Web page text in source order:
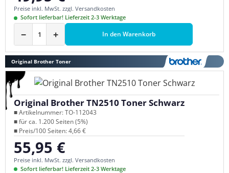
Preise inkl. MwSt. zzgl. Versandkosten
Sofort lieferbar! Lieferzeit 2-3 Werktage
− + In den Warenkorb
Original Brother Toner
Original Brother TN2510 Toner Schwarz
■ Artikelnummer: TO-112043
■ für ca. 1.200 Seiten (5%)
■ Preis/100 Seiten: 4,66 €
Regulärer Preis:
55,95 €
Preise inkl. MwSt. zzgl. Versandkosten
Sofort lieferbar! Lieferzeit 2-3 Werktage